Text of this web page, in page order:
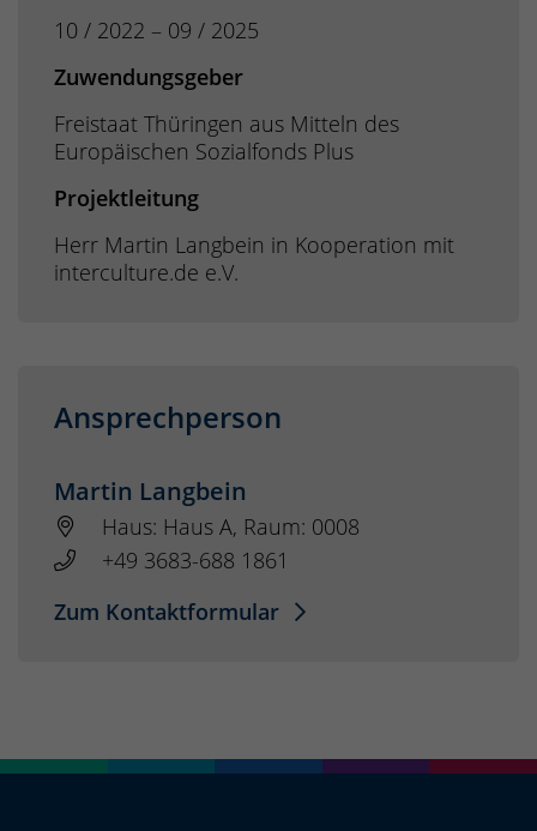
10 / 2022 – 09 / 2025
Zuwendungsgeber
Freistaat Thüringen aus Mitteln des
Europäischen Sozialfonds Plus
Projektleitung
Herr Martin Langbein in Kooperation mit
interculture.de e.V.
Ansprechperson
Martin Langbein
Haus: Haus A, Raum: 0008
+49 3683-688 1861
Zum Kontaktformular